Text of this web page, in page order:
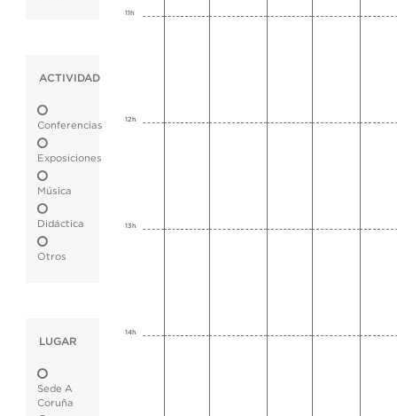
ACTIVIDAD
Conferencias
Exposiciones
Música
Didáctica
Otros
LUGAR
Sede A
Coruña
11h
12h
13h
14h